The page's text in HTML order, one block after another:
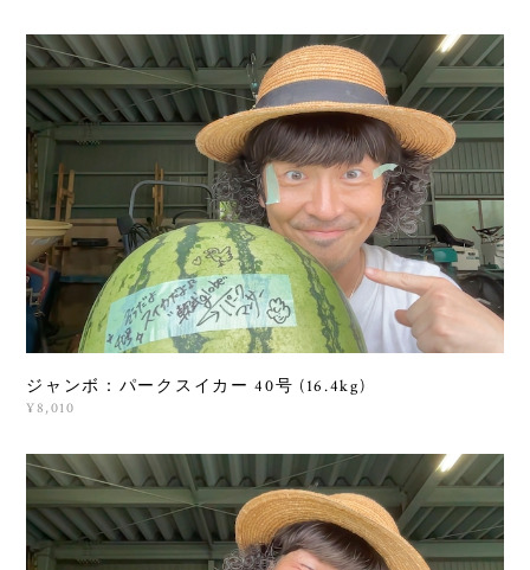
ジャンボ：パークスイカー 40号 (16.4kg)
¥8,010